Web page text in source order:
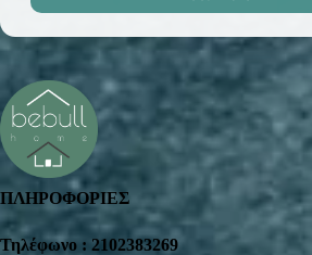
ΠΛΗΡΟΦΟΡΙΕΣ
Τηλέφωνο : 2102383269